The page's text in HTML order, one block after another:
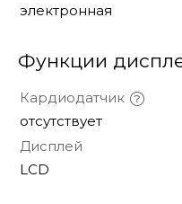
электронная
Функции
Кардиодатчик
отсутствует
Дисплей
LCD